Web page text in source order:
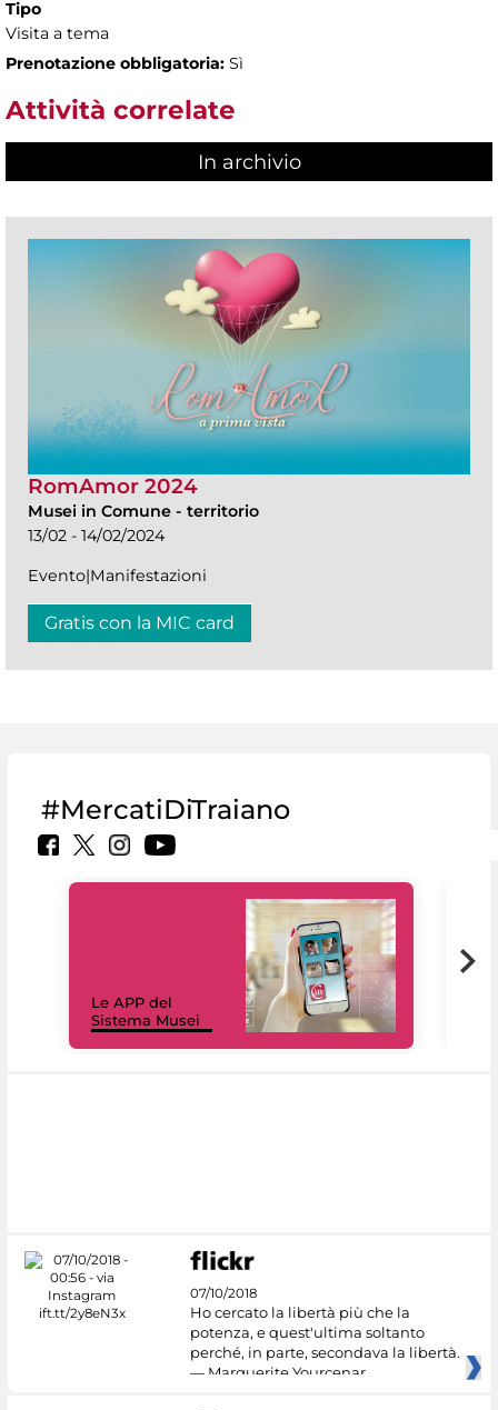
Tipo
Visita a tema
Prenotazione obbligatoria: Sì
Attività correlate
In archivio
RomAmor 2024
Musei in Comune - territorio
13/02 - 14/02/2024
Evento|Manifestazioni
Gratis con la MIC card
#MercatiDiTraiano
Le APP del
Sistema Musei
07/10/2018
Ho cercato la libertà più che la
potenza, e quest'ultima soltanto
perché, in parte, secondava la libertà.
— Marguerite Yourcenar